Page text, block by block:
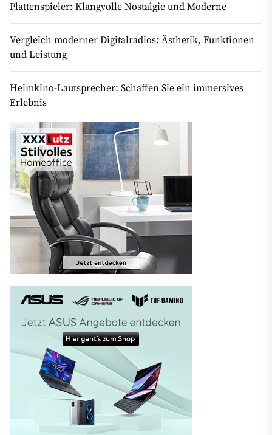
Plattenspieler: Klangvolle Nostalgie und Moderne
Vergleich moderner Digitalradios: Ästhetik, Funktionen
und Leistung
Heimkino-Lautsprecher: Schaffen Sie ein immersives
Erlebnis